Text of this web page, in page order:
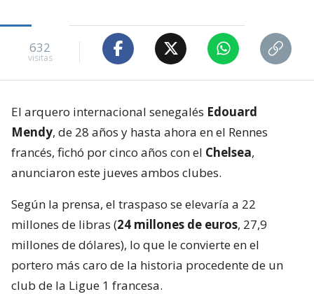
632
visitas
El arquero internacional senegalés Edouard
Mendy, de 28 años y hasta ahora en el Rennes
francés, fichó por cinco años con el Chelsea,
anunciaron este jueves ambos clubes.
Según la prensa, el traspaso se elevaría a 22
millones de libras (24 millones de euros, 27,9
millones de dólares), lo que le convierte en el
portero más caro de la historia procedente de un
club de la Ligue 1 francesa.